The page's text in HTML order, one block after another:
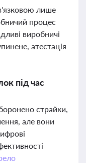
лише
процес
виробничі
атестація
під час
страйки,
але вони